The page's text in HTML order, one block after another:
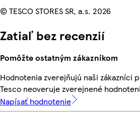
© TESCO STORES SR, a.s. 2026
Zatiaľ bez recenzií
Pomôžte ostatným zákazníkom
Hodnotenia zverejňujú naši zákazníci
Tesco neoveruje zverejnené
Napísať hodnotenie